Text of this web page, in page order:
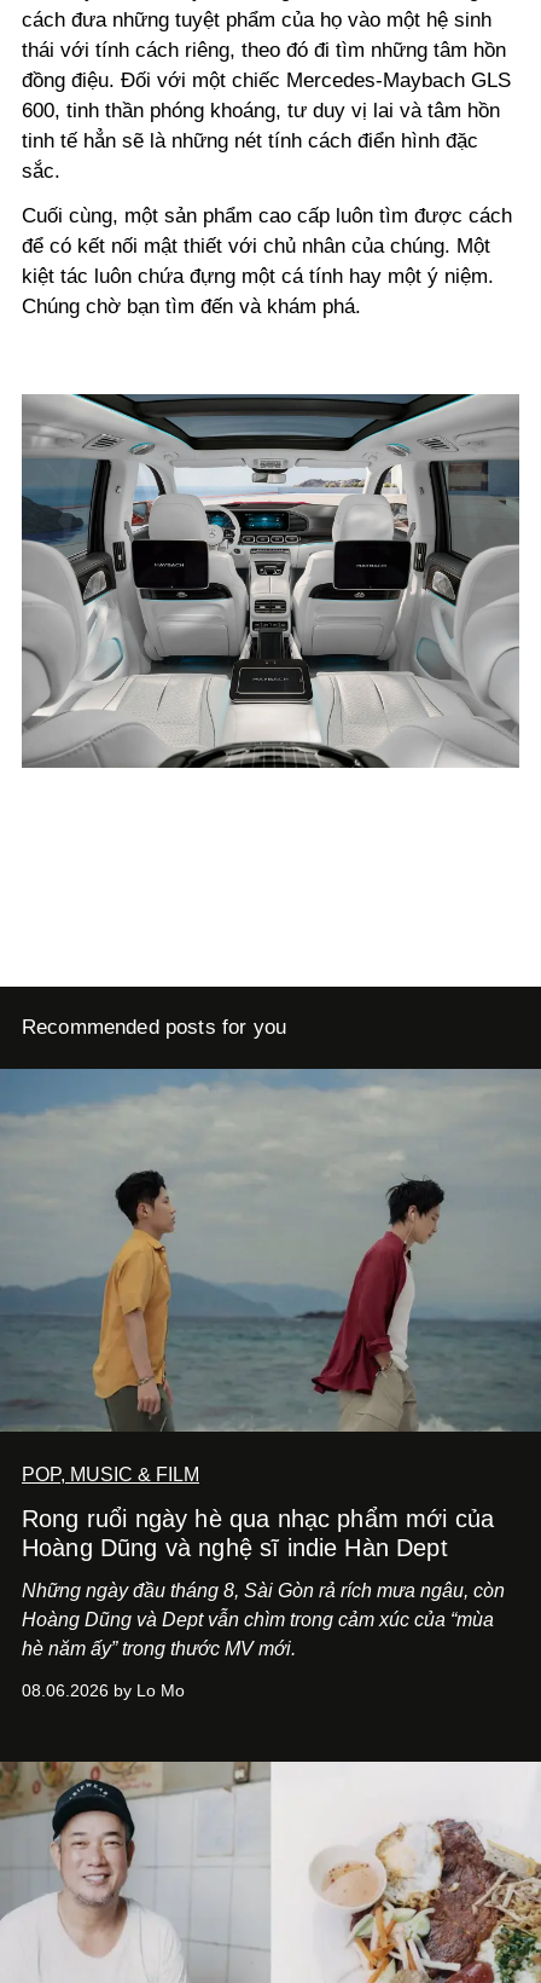
cách đưa những tuyệt phẩm của họ vào một hệ sinh
thái với tính cách riêng, theo đó đi tìm những tâm hồn
đồng điệu. Đối với một chiếc Mercedes-Maybach GLS
600, tinh thần phóng khoáng, tư duy vị lai và tâm hồn
tinh tế hẳn sẽ là những nét tính cách điển hình đặc
sắc.
Cuối cùng, một sản phẩm cao cấp luôn tìm được cách
để có kết nối mật thiết với chủ nhân của chúng. Một
kiệt tác luôn chứa đựng một cá tính hay một ý niệm.
Chúng chờ bạn tìm đến và khám phá.
Recommended posts for you
POP, MUSIC & FILM
Rong ruổi ngày hè qua nhạc phẩm mới của
Hoàng Dũng và nghệ sĩ indie Hàn Dept
Những ngày đầu tháng 8, Sài Gòn rả rích mưa ngâu, còn
Hoàng Dũng và Dept vẫn chìm trong cảm xúc của “mùa
hè năm ấy” trong thước MV mới.
08.06.2026 by Lo Mo